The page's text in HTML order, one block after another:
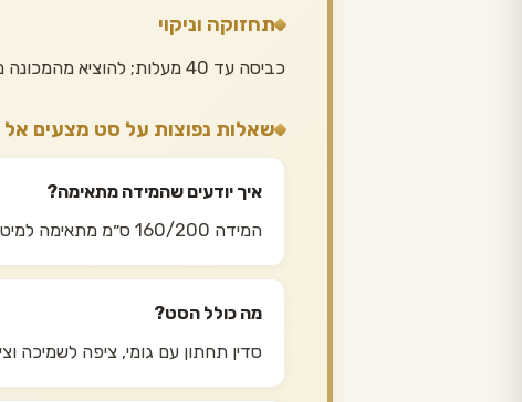
תחזוקה וניקוי
כביסה עד 40 מעלות; להוציא מהמכונה מיד ולתלות — הבד מתיישר לבד ולא דורש גיהוץ.
שאלות נפוצות על סט מצעים
איך יודעים שהמידה מתאימה?
המידה 160/200 ס״מ מתאימה למיטה זוגית סטנדרטית. תמיד למדוד את המזרן עצמו ולא את מסגרת המיטה.
מה כולל הסט?
סדין תחתון עם גומי, ציפה לשמיכה